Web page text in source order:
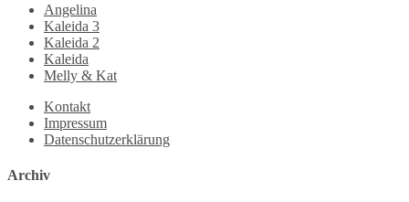
Angelina
Kaleida 3
Kaleida 2
Kaleida
Melly & Kat
Kontakt
Impressum
Datenschutzerklärung
Archiv